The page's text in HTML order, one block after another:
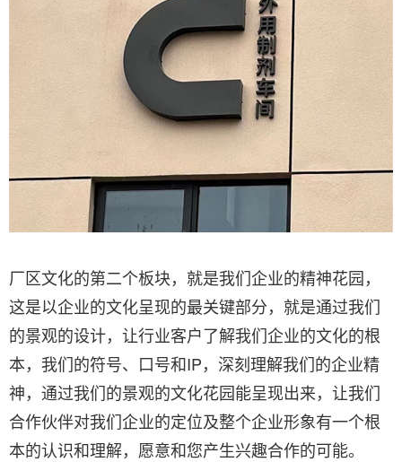
厂区文化的第二个板块，就是我们企业的精神花园，
这是以企业的文化呈现的最关键部分，就是通过我们
的景观的设计，让行业客户了解我们企业的文化的根
本，我们的符号、口号和IP，深刻理解我们的企业精
神，通过我们的景观的文化花园能呈现出来，让我们
合作伙伴对我们企业的定位及整个企业形象有一个根
本的认识和理解，愿意和您产生兴趣合作的可能。